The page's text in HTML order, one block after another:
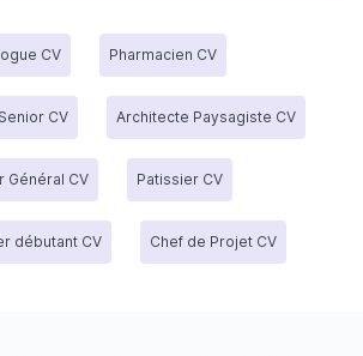
CV Pharmacien CV
CV Architecte Paysagiste CV
Général CV Patissier CV
débutant CV Chef de Projet CV